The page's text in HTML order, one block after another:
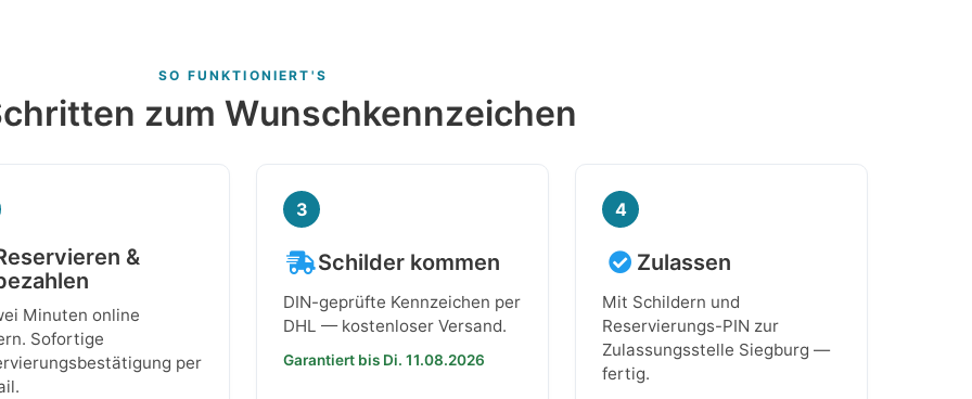
SO FUNKTIONIERT'S
zum Wunschkennzeichen
&
Minuten online
Sofortige
per
3
Schilder kommen
DIN-geprüfte Kennzeichen per
DHL — kostenloser Versand.
Garantiert bis Di. 11.08.2026
4
Zulassen
Mit Schildern und
Reservierungs-PIN zur
Zulassungsstelle Siegburg —
fertig.